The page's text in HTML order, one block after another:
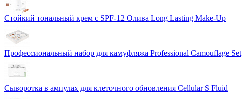
Стойкий тональный крем с SPF-12 Олива Long Lasting Make-Up
Профессиональный набор для камуфляжа Professional Camouflage Set
Сыворотка в ампулах для клеточного обновления Cellular S Fluid